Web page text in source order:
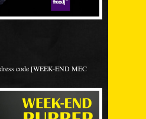
code [WEEK-END MEC